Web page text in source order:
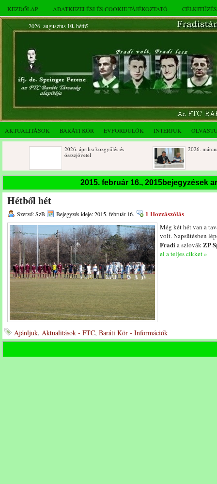
KEZDŐLAP ADATKEZELÉSI ÉS COOKIE TÁJÉKOZTATÓ
2026. augusztus 10.hétfő
AKTUALITÁSOK BARÁTI KÖR ÉVFORDULÓK INTERJÚK
2026. áprilisi közgyűlés és
2026. márciusi
Születésnapi koszorúzások
Rendkívüli közgyűlés
novemberi összejövetel
Az FTC Baráti Kör 2025. októberi
összejövetel
2015. február 16., 2015bejegyzések
Hétből hét
Szerző: SzB Bejegyzés ideje: 2015. február 16. 1 Hozzászólás
Még két hét van a
volt. Napsütésben
Fradia szlovákZP
el a teljes cikket »
Ajánljuk, Aktualitások - FTC, Baráti Kör - Információk